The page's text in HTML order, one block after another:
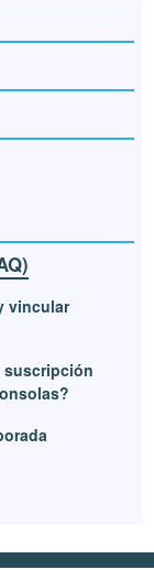
vincular
suscripción